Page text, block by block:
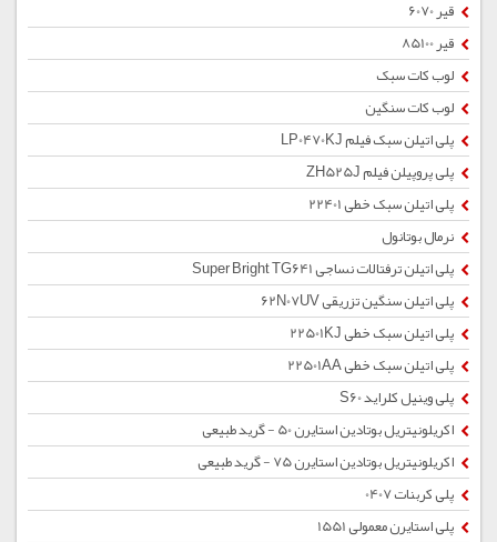
قیر 6070
قیر 85100
لوب کات سبک
لوب کات سنگین
پلی اتیلن سبک فیلم LP0470KJ
پلی پروپیلن فیلم ZH525J
پلی اتیلن سبک خطی 22401
نرمال بوتانول
پلی اتیلن ترفتالات نساجی Super Bright TG641
پلی اتیلن سنگین تزریقی 62N07UV
پلی اتیلن سبک خطی 22501KJ
پلی اتیلن سبک خطی 22501AA
پلی وینیل کلراید S60
اکریلونیتریل بوتادین استایرن 50 - گرید طبیعی
اکریلونیتریل بوتادین استایرن 75 - گرید طبیعی
پلی کربنات 0407
پلی استایرن معمولی 1551